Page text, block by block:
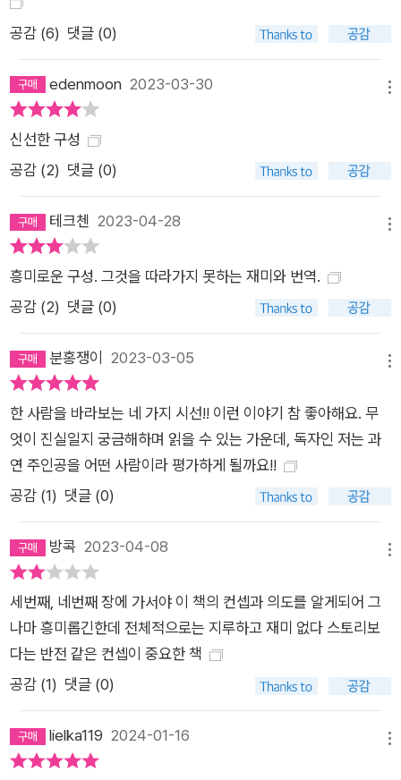
다. 하지만 이 작품의 진정한 탁월함은 정교하게 구축된 네 개의
글이 서로서로 영향을 끼치며 매끄러우면서도 힘있는 하나의 내
서술자가 누구냐에 따라 조금씩 내용이 달라지고 네 개의 글 중
어느 것도 전체적인 상을 보여주지 않는데, 그렇기에 독자는 하나
의 글이 끝나고 다른 글이 시작될 때마다 이전의 서술자를 신뢰할
수 없게 된다. 과연 무엇이 ‘진짜’ 이야기이고 누구의 이야기를 믿
어야할 것인지 끊임없이 추측하며 퍼즐을 맞춰나가듯 소설을 읽
게 되는 것이다. 그리고 마침내 차곡차곡 쌓인 이야기가 마지막에
진실을 드러낼 때 독자는 훌륭한 문학작품이 주는 감정적 충만함
과 카타르시스를 느끼게 된다. “이 작품에서 확실한 것은 오직 작
가 디아스의 탁월함, 그리고 꼭 읽어야 하는 이 책의 가치다.” _워
니라 기업합동이라는 경제적 개념을 의미하듯, 이 소설 또한 여러
영역의 ‘트러스트’를 모두 탐구한다. 서로 다른 이야기를 하는 텍
스트들이 첨예하게 대립하는 가운데 어떤 내러티브를 믿을 것인
가 하는 근본적인 질문을 던지고, 앤드루 베벨과 밀드레드 베벨의
결혼생활을 통해 부부 사이의 신뢰를 이야기하며, 인간사 전체에
들여다본다. 그러는 한편으로 작가는 우리의 삶을 지배하는 전능
대한 이야기를 펼쳐나간다. 철저한 자료조사를 바탕으로 20세기
초 주식시장과 금융계를 사실적으로 그리며 월 스트리트로 대변
되는 금융자본의 특성과 그 추상적인 구조를 파헤치고, 부와 권력
이라는 신화의 허상을 우리 앞에 낱낱이 드러낸다. 그리고 자본주
의, 금융, 권력, 계급과 같은, 시대를 초월해 현재에도 여전히 시
급하고 중요한 문제들을 이야기한다. 소설 속에서 앤드루 베벨은
자신의 자서전을 대필하는 아이다 파르텐자에게 이런 말을 한다.
“내 일은 정답을 맞히는 거야. 언제나. 조금이라도 틀리면, 나는
모든 수단과 자원을 동원해서 내 실수가 더이상 실수가 아니게 되
공감 (6) 댓글 (0)
edenmoon 2023-03-30
신선한 구성
공감 (2) 댓글 (0)
테크첸 2023-04-28
흥미로운 구성. 그것을 따라가지 못하는 재미와 번역.
공감 (2) 댓글 (0)
분홍쟁이 2023-03-05
한 사람을 바라보는 네 가지 시선!! 이런 이야기 참 좋아해요. 무
엇이 진실일지 궁금해하며 읽을 수 있는 가운데, 독자인 저는 과
연 주인공을 어떤 사람이라 평가하게 될까요!!
공감 (1) 댓글 (0)
방콕 2023-04-08
세번째, 네번째 장에 가서야 이 책의 컨셉과 의도를 알게되어 그
나마 흥미롭긴한데 전체적으로는 지루하고 재미 없다 스토리보
다는 반전 같은 컨셉이 중요한 책
공감 (1) 댓글 (0)
lielka119 2024-01-16